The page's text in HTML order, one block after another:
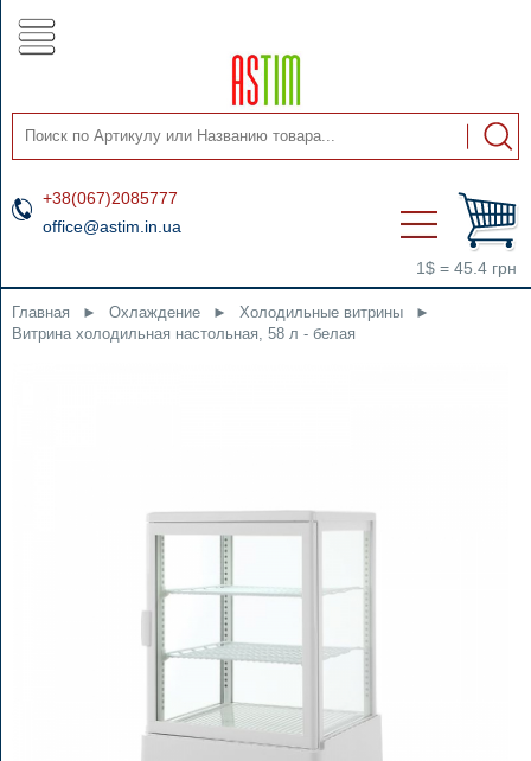
+38(067)2085777
office@astim.in.ua
1$ = 45.4 грн
Главная ► Охлаждение ► Холодильные витрины
►
Витрина холодильная настольная, 58 л - белая